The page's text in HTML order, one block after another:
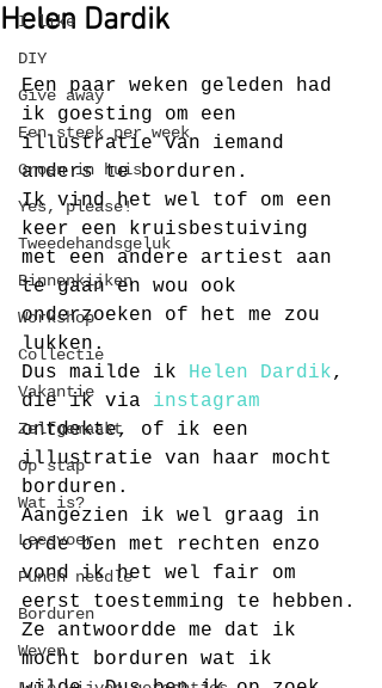
I like
DIY
Give away
Een steek per week
Groen in huis
Yes, please!
Tweedehandsgeluk
Binnenkijken
Workshop
Collectie
Vakantie
Zelfgemaakt
Op stap
Wat is?
Leesvoer
Punch needle
Borduren
Weven
Helen Dardik
Een paar weken geleden had
ik goesting om een
illustratie van iemand
anders te borduren.
Ik vind het wel tof om een
keer een kruisbestuiving
met een andere artiest aan
te gaan en wou ook
onderzoeken of het me zou
lukken.
Dus mailde ik Helen Dardik,
die ik via instagram
ontdekte, of ik een
illustratie van haar mocht
borduren.
Aangezien ik wel graag in
orde ben met rechten enzo
vond ik het wel fair om
eerst toestemming te hebben.
Ze antwoordde me dat ik
mocht borduren wat ik